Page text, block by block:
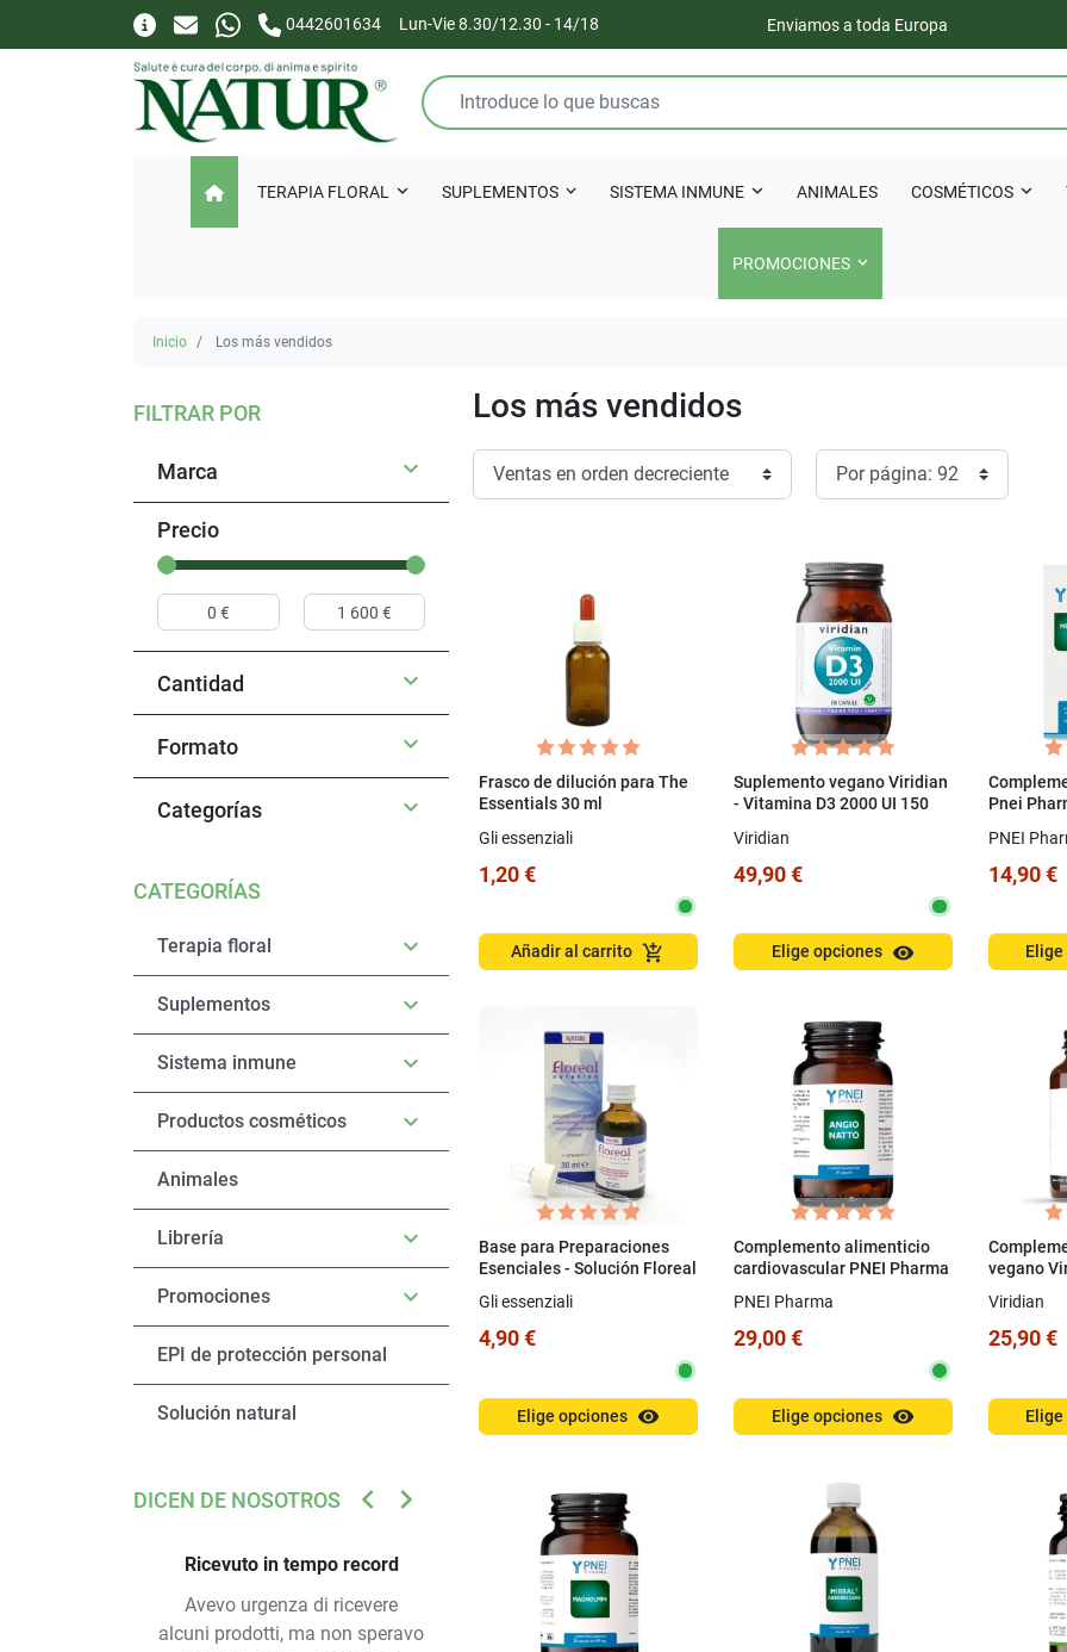
0442601634 Lun-Vie 8.30/12.30 - 14/18 Enviamos a toda Europa
TERAPIA FLORAL SUPLEMENTOS SISTEMA INMUNE ANIMALES COSMÉTICOS
PROMOCIONES
Inicio Los más vendidos
FILTRAR POR
Marca 
Precio
Cantidad 
Formato 
Categorías 
CATEGORÍAS
Terapia floral 
Suplementos 
Sistema inmune 
Productos cosméticos 
Animales
Librería 
Promociones 
EPI de protección personal
Solución natural
DICEN DE NOSOTROS ANTERIOR
keyboard_arrow_left SIGUIENTE
keyboard_arrow_right
Ricevuto in tempo record
Avevo urgenza di ricevere
alcuni prodotti, ma non speravo
Angio natto
Consegna puntuale e super
veloce
Ottimo
Veloci, precisi, imballo perfetto!
Los más vendidos
Frasco de dilución para The
Essentials 30 ml
Gli essenziali
1,20 €
Añadir al carrito add_shopping_cart
Suplemento vegano Viridian
- Vitamina D3 2000 UI 150
Viridian
49,90 €
Elige opciones visibility
Pnei
PNEI
14,90 €
Base para Preparaciones
Esenciales - Solución Floreal
con Brandy 30 ml
Gli essenziali
4,90 €
Elige opciones visibility
Complemento alimenticio
cardiovascular PNEI Pharma
- Angio Natto 30 cápsulas
PNEI Pharma
29,00 €
Elige opciones visibility
vegano
B12 de
(60
Viridian
25,90 €